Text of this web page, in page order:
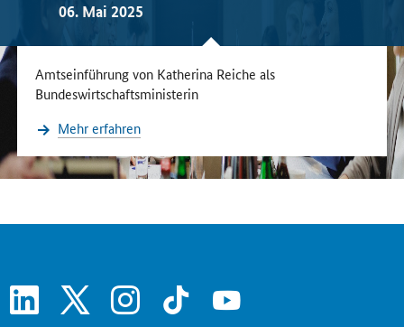
06. Mai 2025
Amtseinführung von Katherina Reiche als
Bundeswirtschaftsministerin
Mehr erfahren
linkedin instagram tiktok youtube